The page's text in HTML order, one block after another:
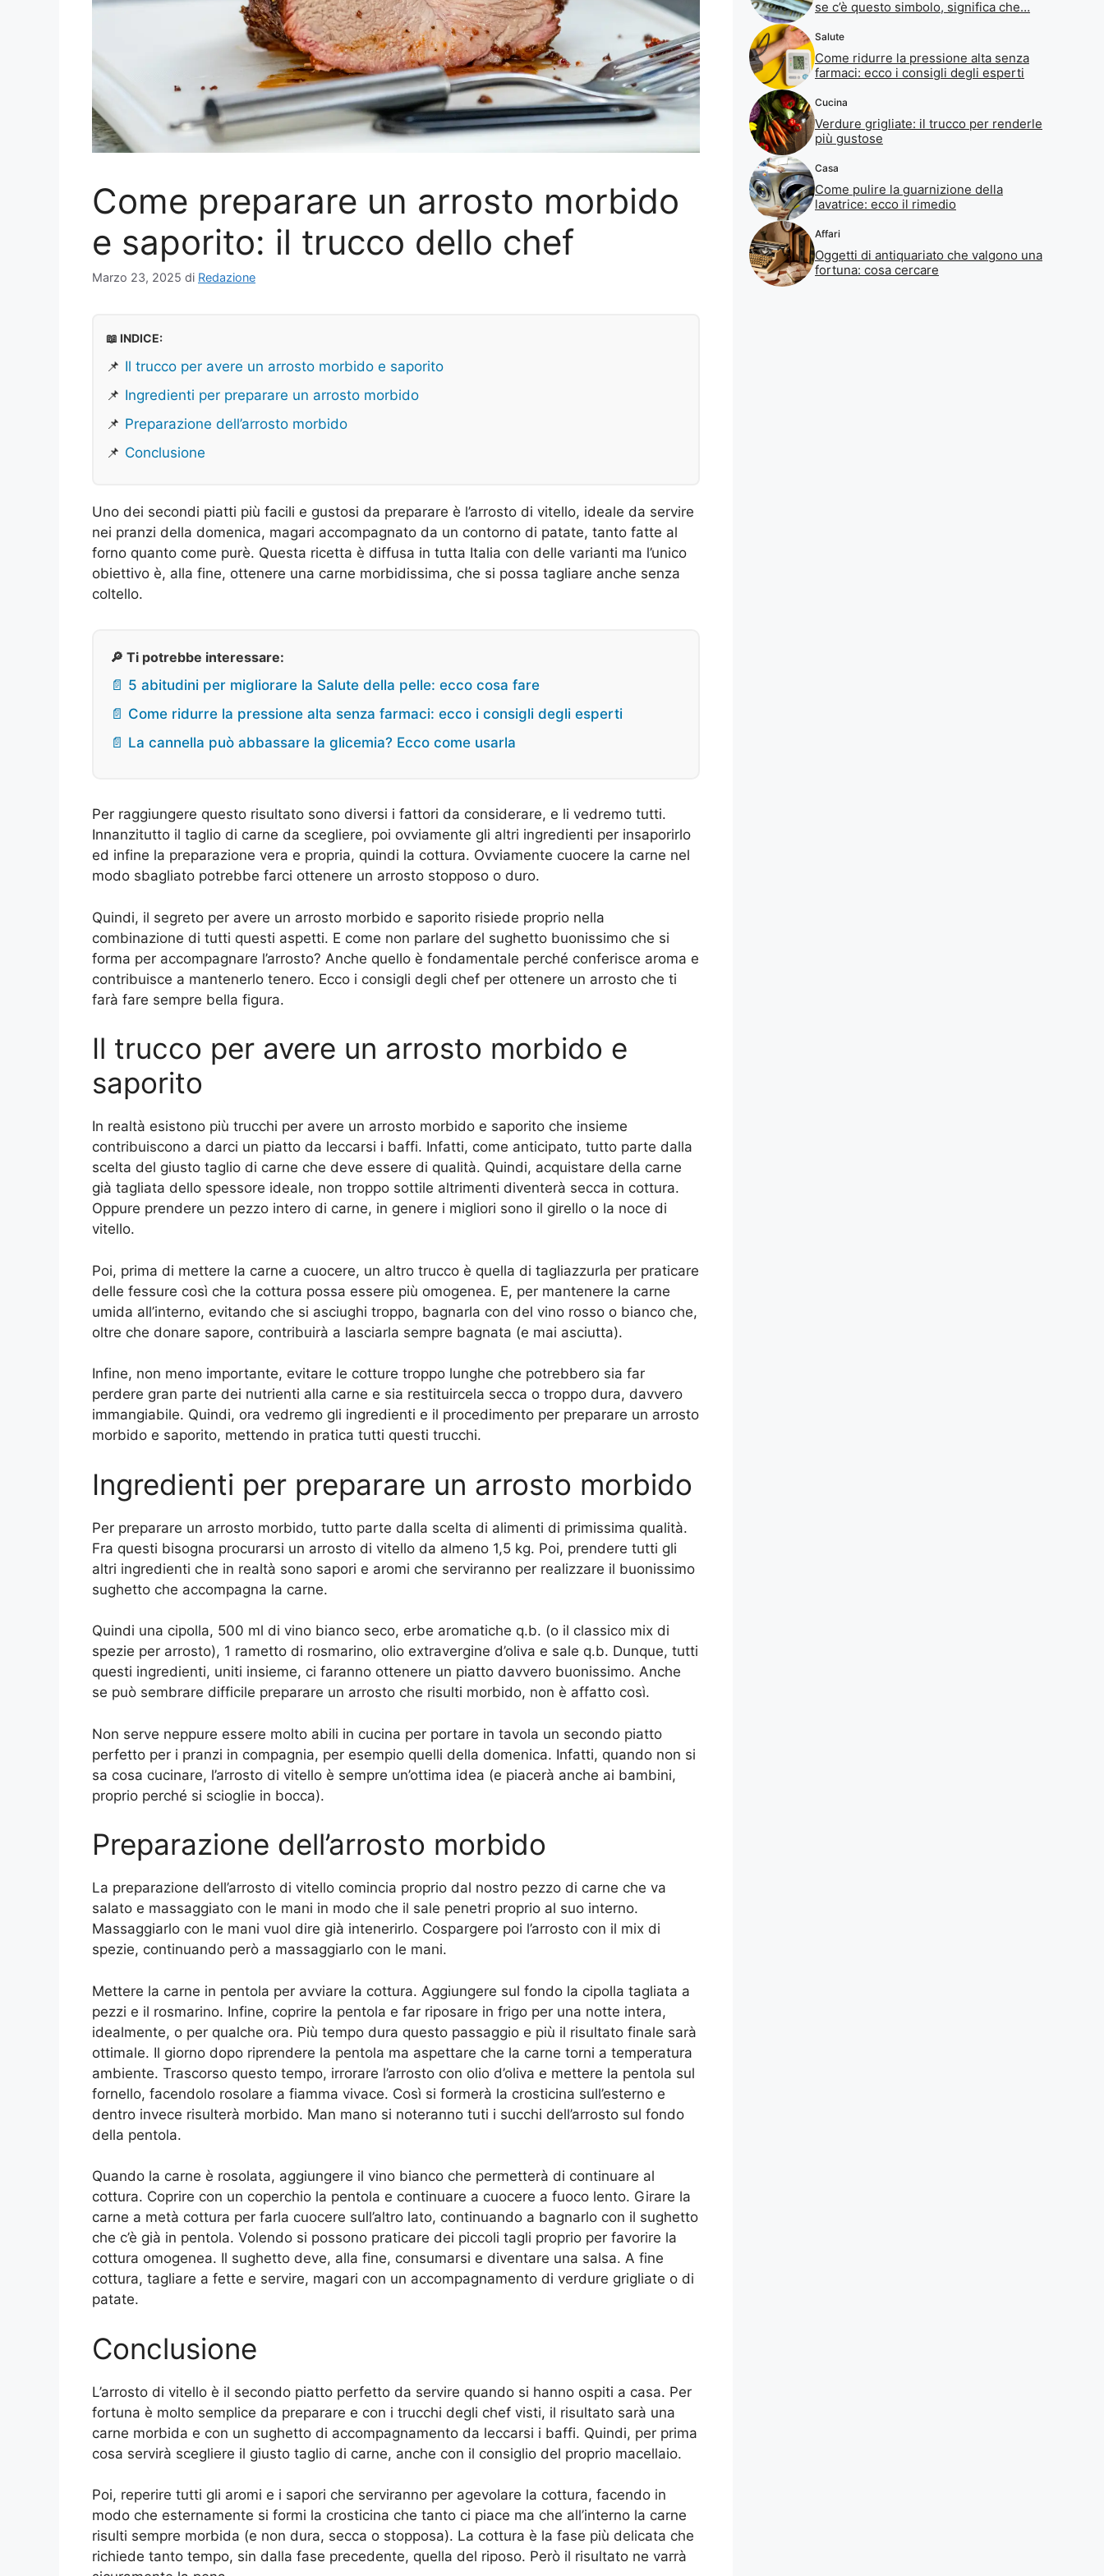
Come preparare un arrosto morbido
e saporito: il trucco dello chef
Marzo 23, 2025 di Redazione
📖 INDICE:
📌 Il trucco per avere un arrosto morbido e saporito
📌 Ingredienti per preparare un arrosto morbido
📌 Preparazione dell’arrosto morbido
📌 Conclusione
Uno dei secondi piatti più facili e gustosi da preparare è l’arrosto di vitello, ideale da servire
nei pranzi della domenica, magari accompagnato da un contorno di patate, tanto fatte al
forno quanto come purè. Questa ricetta è diffusa in tutta Italia con delle varianti ma l’unico
obiettivo è, alla fine, ottenere una carne morbidissima, che si possa tagliare anche senza
coltello.
🔎 Ti potrebbe interessare:
📄 5 abitudini per migliorare la Salute della pelle: ecco cosa fare
📄 Come ridurre la pressione alta senza farmaci: ecco i consigli degli esperti
📄 La cannella può abbassare la glicemia? Ecco come usarla
Per raggiungere questo risultato sono diversi i fattori da considerare, e li vedremo tutti.
Innanzitutto il taglio di carne da scegliere, poi ovviamente gli altri ingredienti per insaporirlo
ed infine la preparazione vera e propria, quindi la cottura. Ovviamente cuocere la carne nel
modo sbagliato potrebbe farci ottenere un arrosto stopposo o duro.
Quindi, il segreto per avere un arrosto morbido e saporito risiede proprio nella
combinazione di tutti questi aspetti. E come non parlare del sughetto buonissimo che si
forma per accompagnare l’arrosto? Anche quello è fondamentale perché conferisce aroma e
contribuisce a mantenerlo tenero. Ecco i consigli degli chef per ottenere un arrosto che ti
farà fare sempre bella figura.
Il trucco per avere un arrosto morbido e
saporito
In realtà esistono più trucchi per avere un arrosto morbido e saporito che insieme
contribuiscono a darci un piatto da leccarsi i baffi. Infatti, come anticipato, tutto parte dalla
scelta del giusto taglio di carne che deve essere di qualità. Quindi, acquistare della carne
già tagliata dello spessore ideale, non troppo sottile altrimenti diventerà secca in cottura.
Oppure prendere un pezzo intero di carne, in genere i migliori sono il girello o la noce di
vitello.
Poi, prima di mettere la carne a cuocere, un altro trucco è quella di tagliazzurla per praticare
delle fessure così che la cottura possa essere più omogenea. E, per mantenere la carne
umida all’interno, evitando che si asciughi troppo, bagnarla con del vino rosso o bianco che,
oltre che donare sapore, contribuirà a lasciarla sempre bagnata (e mai asciutta).
Infine, non meno importante, evitare le cotture troppo lunghe che potrebbero sia far
perdere gran parte dei nutrienti alla carne e sia restituircela secca o troppo dura, davvero
immangiabile. Quindi, ora vedremo gli ingredienti e il procedimento per preparare un arrosto
morbido e saporito, mettendo in pratica tutti questi trucchi.
Ingredienti per preparare un arrosto morbido
Per preparare un arrosto morbido, tutto parte dalla scelta di alimenti di primissima qualità.
Fra questi bisogna procurarsi un arrosto di vitello da almeno 1,5 kg. Poi, prendere tutti gli
altri ingredienti che in realtà sono sapori e aromi che serviranno per realizzare il buonissimo
sughetto che accompagna la carne.
Quindi una cipolla, 500 ml di vino bianco seco, erbe aromatiche q.b. (o il classico mix di
spezie per arrosto), 1 rametto di rosmarino, olio extravergine d’oliva e sale q.b. Dunque, tutti
questi ingredienti, uniti insieme, ci faranno ottenere un piatto davvero buonissimo. Anche
se può sembrare difficile preparare un arrosto che risulti morbido, non è affatto così.
Non serve neppure essere molto abili in cucina per portare in tavola un secondo piatto
perfetto per i pranzi in compagnia, per esempio quelli della domenica. Infatti, quando non si
sa cosa cucinare, l’arrosto di vitello è sempre un’ottima idea (e piacerà anche ai bambini,
proprio perché si scioglie in bocca).
Preparazione dell’arrosto morbido
La preparazione dell’arrosto di vitello comincia proprio dal nostro pezzo di carne che va
salato e massaggiato con le mani in modo che il sale penetri proprio al suo interno.
Massaggiarlo con le mani vuol dire già intenerirlo. Cospargere poi l’arrosto con il mix di
spezie, continuando però a massaggiarlo con le mani.
Mettere la carne in pentola per avviare la cottura. Aggiungere sul fondo la cipolla tagliata a
pezzi e il rosmarino. Infine, coprire la pentola e far riposare in frigo per una notte intera,
idealmente, o per qualche ora. Più tempo dura questo passaggio e più il risultato finale sarà
ottimale. Il giorno dopo riprendere la pentola ma aspettare che la carne torni a temperatura
ambiente. Trascorso questo tempo, irrorare l’arrosto con olio d’oliva e mettere la pentola sul
fornello, facendolo rosolare a fiamma vivace. Così si formerà la crosticina sull’esterno e
dentro invece risulterà morbido. Man mano si noteranno tuti i succhi dell’arrosto sul fondo
della pentola.
Quando la carne è rosolata, aggiungere il vino bianco che permetterà di continuare al
cottura. Coprire con un coperchio la pentola e continuare a cuocere a fuoco lento. Girare la
carne a metà cottura per farla cuocere sull’altro lato, continuando a bagnarlo con il sughetto
che c’è già in pentola. Volendo si possono praticare dei piccoli tagli proprio per favorire la
cottura omogenea. Il sughetto deve, alla fine, consumarsi e diventare una salsa. A fine
cottura, tagliare a fette e servire, magari con un accompagnamento di verdure grigliate o di
patate.
Conclusione
L’arrosto di vitello è il secondo piatto perfetto da servire quando si hanno ospiti a casa. Per
fortuna è molto semplice da preparare e con i trucchi degli chef visti, il risultato sarà una
carne morbida e con un sughetto di accompagnamento da leccarsi i baffi. Quindi, per prima
cosa servirà scegliere il giusto taglio di carne, anche con il consiglio del proprio macellaio.
Poi, reperire tutti gli aromi e i sapori che serviranno per agevolare la cottura, facendo in
modo che esternamente si formi la crosticina che tanto ci piace ma che all’interno la carne
risulti sempre morbida (e non dura, secca o stopposa). La cottura è la fase più delicata che
richiede tanto tempo, sin dalla fase precedente, quella del riposo. Però il risultato ne varrà
se c’è questo simbolo, significa che…
Salute
Come ridurre la pressione alta senza
farmaci: ecco i consigli degli esperti
Cucina
Verdure grigliate: il trucco per renderle
più gustose
Casa
Come pulire la guarnizione della
lavatrice: ecco il rimedio
Affari
Oggetti di antiquariato che valgono una
fortuna: cosa cercare